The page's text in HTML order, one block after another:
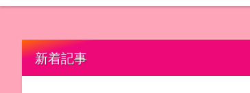
新着記事